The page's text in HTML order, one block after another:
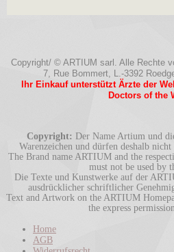
Copyright/ © ARTIUM sarl. Alle Rechte
7, Rue Bommert, L.-3392
Ihr Einkauf unterstützt Ärzte der
Doctors of the
Copyright: Der Name Artium und
Warenzeichen und dürfen deshalb
The Brand name ARTIUM and the
must not be used by
Die Texte und Kunstwerke auf der
ausdrücklicher schriftlicher
Text and Artwork on the ARTIUM
the express
Home
AGB